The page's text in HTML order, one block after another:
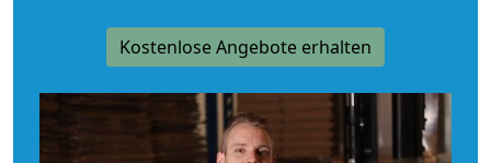
Kostenlose Angebote erhalten